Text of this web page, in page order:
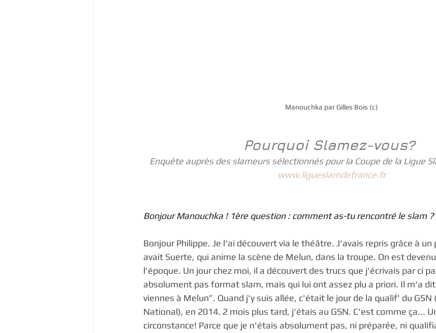
Manouchka par Gilles Bois (c)
Pourquoi Slamez-vous?
Enquête auprès des slameurs sélectionnés pour la Coupe de la Ligue
www.ligueslamdefrance.fr
Bonjour Manouchka ! 1ère question : comment as-tu rencontré le slam ?
Bonjour Philippe. Je l'ai découvert via le théâtre. J'avais repris grâce à un
avait Suerte, qui anime la scène de Melun, dans la troupe. On est
l'époque. Un jour chez moi, il a découvert des trucs que j'écrivais par ci
absolument pas format slam, mais qui lui ont assez plu a priori. Il m'a
viennes à Melun”. Quand j'y suis allée, c'était le jour de la qualif' du GSN
National), en 2014. 2 mois plus tard, j'étais au GSN. C'est comme ça...
circonstance! Parce que je n'étais absolument pas, ni préparée, ni